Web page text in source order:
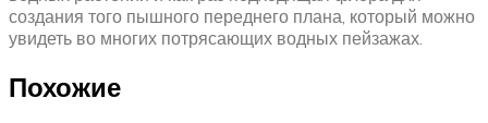
создания того пышного переднего плана, который можно
увидеть во многих потрясающих водных пейзажах.
Похожие